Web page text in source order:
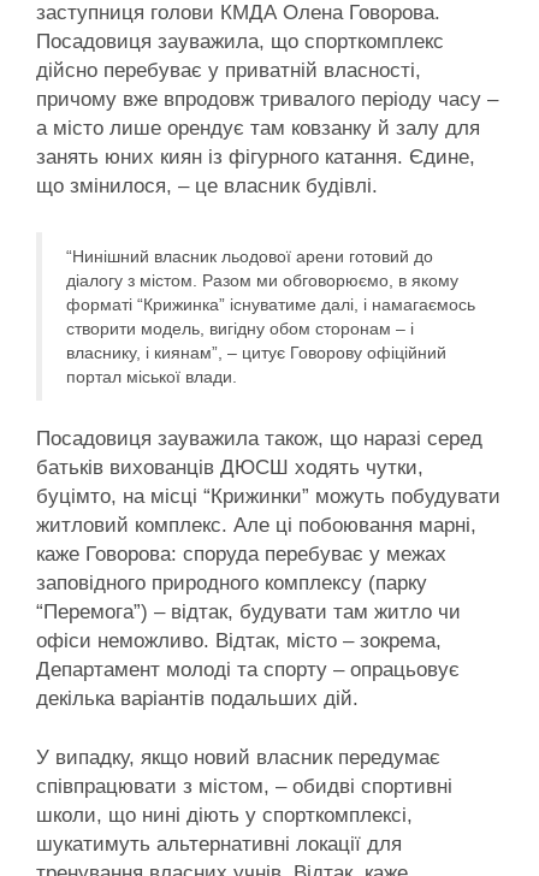
заступниця голови КМДА Олена Говорова.
Посадовиця зауважила, що спорткомплекс
дійсно перебуває у приватній власності,
причому вже впродовж тривалого періоду часу –
а місто лише орендує там ковзанку й залу для
занять юних киян із фігурного катання. Єдине,
що змінилося, – це власник будівлі.
“Нинішний власник льодової арени готовий до
діалогу з містом. Разом ми обговорюємо, в якому
форматі “Крижинка” існуватиме далі, і намагаємось
створити модель, вигідну обом сторонам – і
власнику, і киянам”, – цитує Говорову офіційний
портал міської влади.
Посадовиця зауважила також, що наразі серед
батьків вихованців ДЮСШ ходять чутки,
буцімто, на місці “Крижинки” можуть побудувати
житловий комплекс. Але ці побоювання марні,
каже Говорова: споруда перебуває у межах
заповідного природного комплексу (парку
“Перемога”) – відтак, будувати там житло чи
офіси неможливо. Відтак, місто – зокрема,
Департамент молоді та спорту – опрацьовує
декілька варіантів подальших дій.
У випадку, якщо новий власник передумає
співпрацювати з містом, – обидві спортивні
школи, що нині діють у спорткомплексі,
шукатимуть альтернативні локації для